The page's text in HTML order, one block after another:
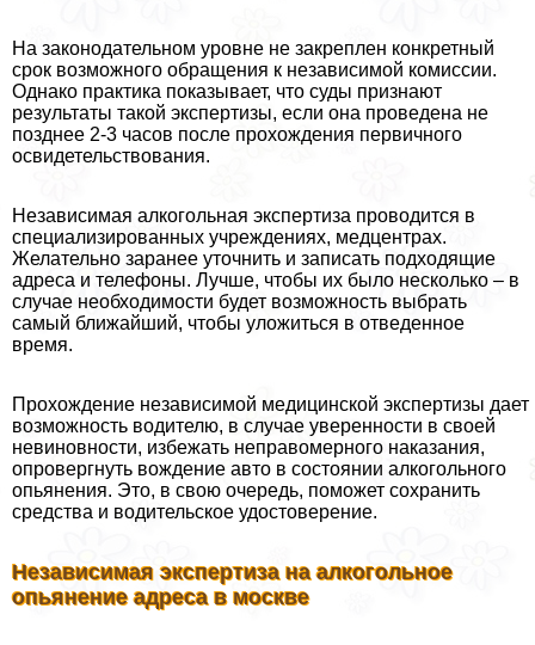
На законодательном уровне не закреплен конкретный
срок возможного обращения к независимой комиссии.
Однако пpaктика показывает, что суды признают
результаты такой экспертизы, если она проведена не
позднее 2-3 часов после прохождения первичного
освидетельствования.
Независимая алкогольная экспертиза проводится в
специализированных учреждениях, медцентрах.
Желательно заранее уточнить и записать подходящие
адреса и телефоны. Лучше, чтобы их было несколько – в
случае необходимости будет возможность выбрать
самый ближайший, чтобы уложиться в отведенное
время.
Прохождение независимой медицинской экспертизы дает
возможность водителю, в случае уверенности в своей
невиновности, избежать неправомерного наказания,
опровергнуть вождение авто в состоянии алкогольного
опьянения. Это, в свою очередь, поможет сохранить
средства и водительское удостоверение.
Независимая экспертиза на алкогольное
опьянение адреса в москве